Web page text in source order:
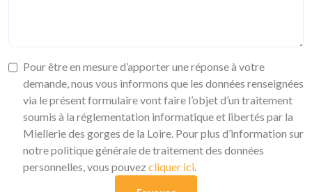
Pour être en mesure d’apporter une réponse à votre
demande, nous vous informons que les données renseignées
via le présent formulaire vont faire l’objet d’un traitement
soumis à la réglementation informatique et libertés par la
Miellerie des gorges de la Loire. Pour plus d’information sur
notre politique générale de traitement des données
personnelles, vous pouvez cliquer ici.